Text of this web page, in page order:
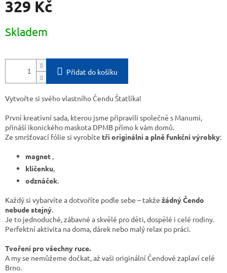
329 Kč
cena:
Skladem
Přidat do košíku
Vytvořte si svého vlastního Čendu Štatlíka!
První kreativní sada, kterou jsme připravili společně s Manumi,
přináší ikonického maskota DPMB přímo k vám domů.
Ze smršťovací fólie si vyrobíte tři originální a plně funkční výrobky:
magnet ,
klíčenku,
odznáček.
Každý si vybarvíte a dotvoříte podle sebe – takže žádný Čendo
nebude stejný.
Je to jednoduché, zábavné a skvělé pro děti, dospělé i celé rodiny.
Perfektní aktivita na doma, dárek nebo malý relax po práci.
Tvoření pro všechny ruce.
A my se nemůžeme dočkat, až vaši originální Čendové zaplaví celé
Brno.